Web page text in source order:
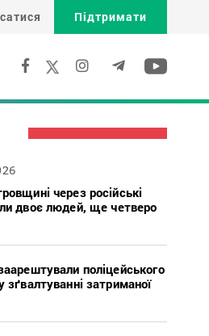
Підтримати
через російські
двоє людей, ще четверо
поліцейського
зґвалтуванні затриманої